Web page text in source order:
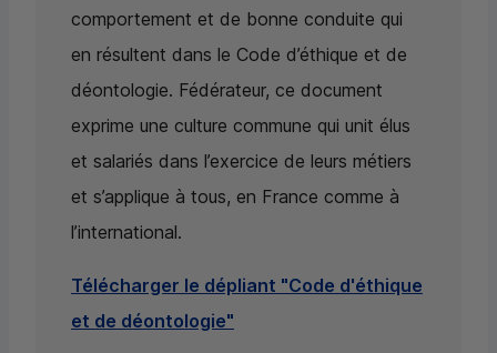
comportement et de bonne conduite qui
en résultent dans le Code d’éthique et de
déontologie. Fédérateur, ce document
exprime une culture commune qui unit élus
et salariés dans l’exercice de leurs métiers
et s’applique à tous, en France comme à
l’international.
Télécharger le dépliant "Code d'éthique
et de déontologie"